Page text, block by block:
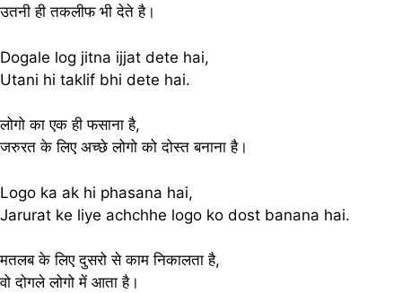
उतनी ही तकलीफ भी देते है।
Dogale log jitna ijjat dete hai,
Utani hi taklif bhi dete hai.
लोगो का एक ही फसाना है,
जरुरत के लिए अच्छे लोगो को दोस्त बनाना है।
Logo ka ak hi phasana hai,
Jarurat ke liye achchhe logo ko dost banana hai.
मतलब के लिए दुसरो से काम निकालता है,
वो दोगले लोगो में आता है।